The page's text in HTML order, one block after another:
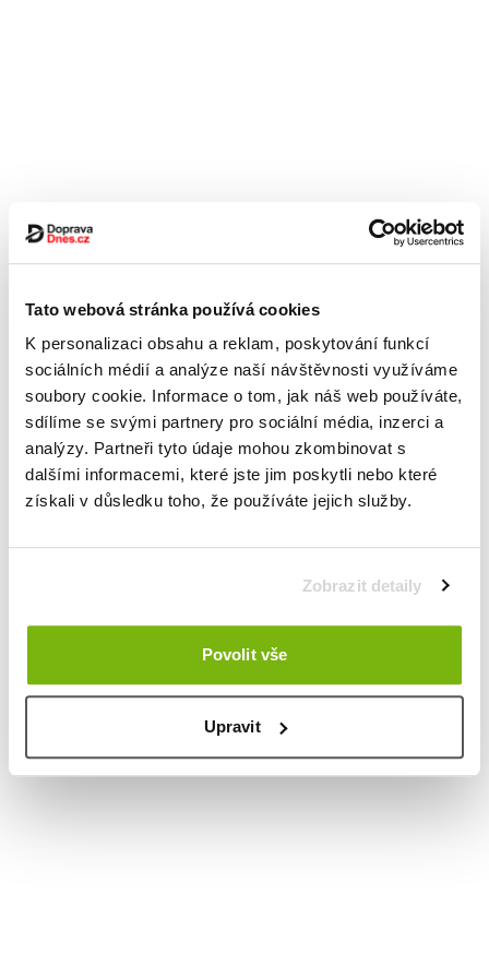
Tato webová stránka používá cookies
K personalizaci obsahu a reklam, poskytování funkcí
sociálních médií a analýze naší návštěvnosti využíváme
soubory cookie. Informace o tom, jak náš web používáte,
sdílíme se svými partnery pro sociální média, inzerci a
analýzy. Partneři tyto údaje mohou zkombinovat s
dalšími informacemi, které jste jim poskytli nebo které
získali v důsledku toho, že používáte jejich služby.
Zobrazit detaily
Povolit vše
Upravit